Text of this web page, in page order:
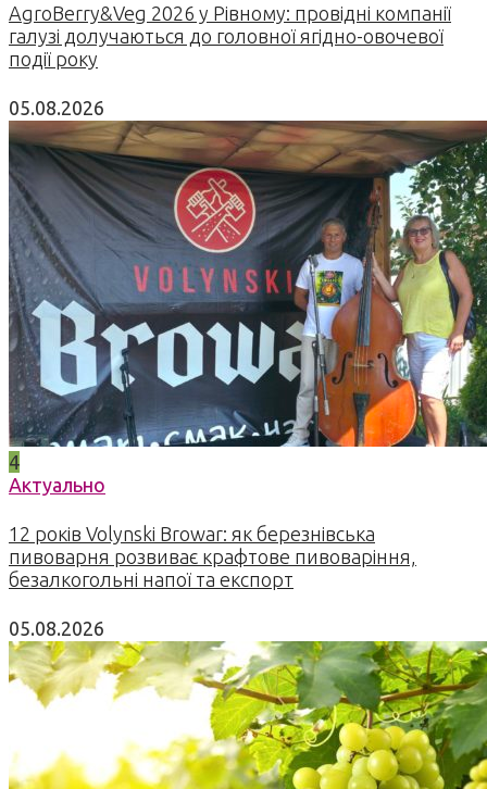
AgroBerry&Veg 2026 у Рівному: провідні компанії
галузі долучаються до головної ягідно-овочевої
події року
05.08.2026
4
Актуально
12 років Volynski Browar: як березнівська
пивоварня розвиває крафтове пивоваріння,
безалкогольні напої та експорт
05.08.2026